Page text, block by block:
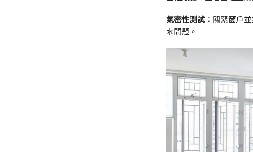
氣密性測試： 關緊窗戶
水問題。